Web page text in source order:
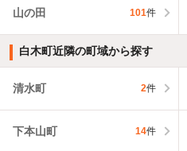
山の田 101件
白木町近隣の町域から探す
清水町 2件
下本山町 14件